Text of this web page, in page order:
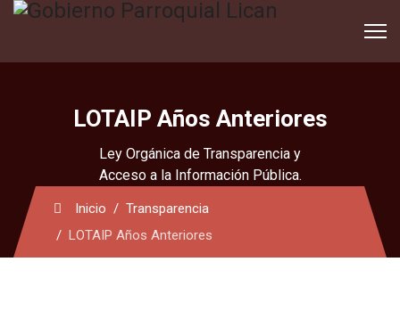
LOTAIP Años Anteriores
Ley Orgánica de Transparencia y
Acceso a la Información Pública.
Inicio
Transparencia
LOTAIP Años Anteriores